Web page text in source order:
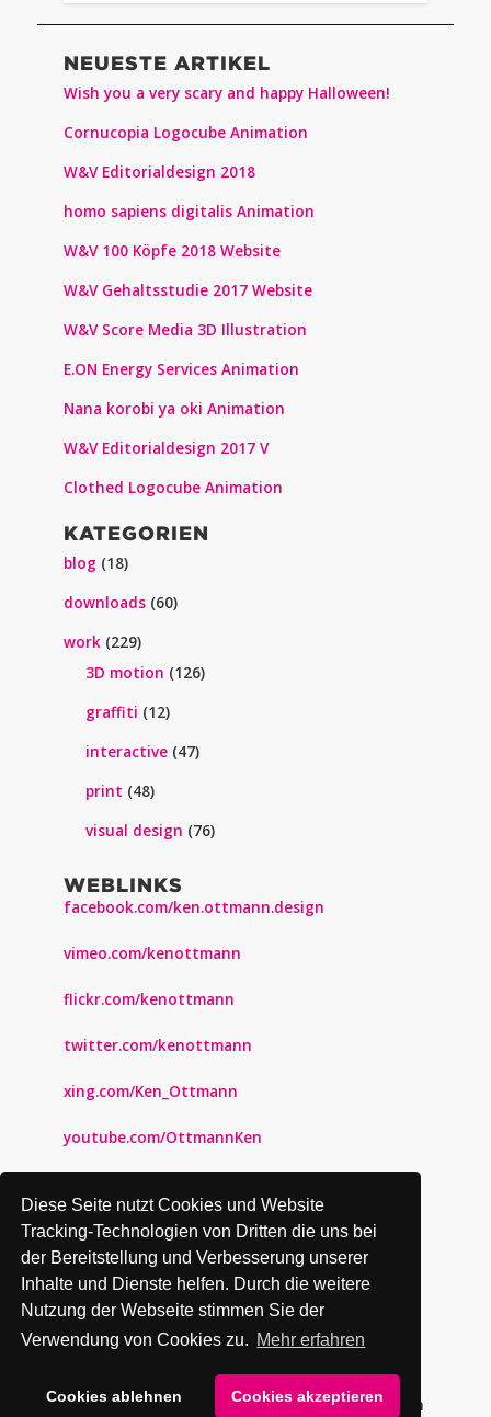
Diese Seite nutzt Cookies und Website
Tracking-Technologien von Dritten die uns bei
der Bereitstellung und Verbesserung unserer
Inhalte und Dienste helfen. Durch die weitere
Nutzung der Webseite stimmen Sie der
Verwendung von Cookies zu. Mehr erfahren
Cookies ablehnen Cookies akzeptieren
NEUESTE ARTIKEL
Wish you a very scary and happy Halloween!
Cornucopia Logocube Animation
W&V Editorialdesign 2018
homo sapiens digitalis Animation
W&V 100 Köpfe 2018 Website
W&V Gehaltsstudie 2017 Website
W&V Score Media 3D Illustration
E.ON Energy Services Animation
Nana korobi ya oki Animation
W&V Editorialdesign 2017 V
Clothed Logocube Animation
KATEGORIEN
blog (18)
downloads (60)
work (229)
3D motion (126)
graffiti (12)
interactive (47)
print (48)
visual design (76)
WEBLINKS
facebook.com/ken.ottmann.design
vimeo.com/kenottmann
flickr.com/kenottmann
twitter.com/kenottmann
xing.com/Ken_Ottmann
youtube.com/OttmannKen
kenottmann.tumblr.com
behance.net/kenottmann
instagram.com/kenottmann
© 2026 KEN OTTMANN | Kommunikationsdesign